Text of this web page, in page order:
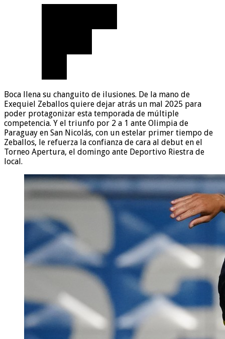
Boca llena su changuito de ilusiones. De la mano de
Exequiel Zeballos quiere dejar atrás un mal 2025 para
poder protagonizar esta temporada de múltiple
competencia. Y el triunfo por 2 a 1 ante Olimpia de
Paraguay en San Nicolás, con un estelar primer tiempo de
Zeballos, le refuerza la confianza de cara al debut en el
Torneo Apertura, el domingo ante Deportivo Riestra de
local.